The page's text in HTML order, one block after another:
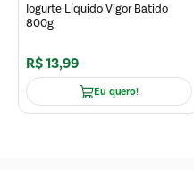
Iogurte Líquido Vigor Batido
800g
R$13,99
Eu quero!